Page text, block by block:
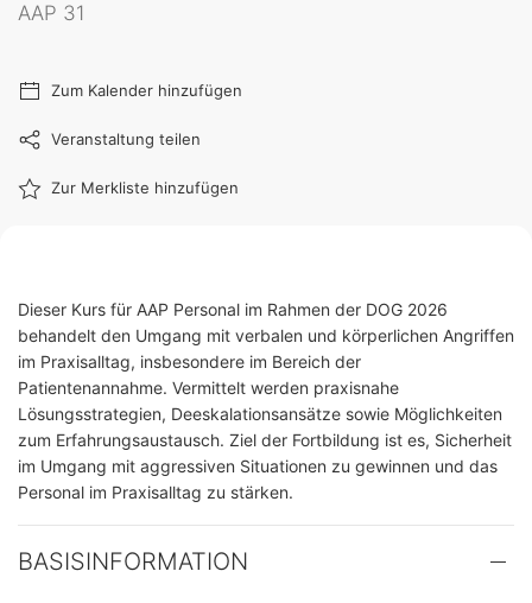
AAP 31
Zum Kalender hinzufügen
Veranstaltung teilen
Zur Merkliste hinzufügen
Dieser Kurs für AAP Personal im Rahmen der DOG 2026
behandelt den Umgang mit verbalen und körperlichen Angriffen
im Praxisalltag, insbesondere im Bereich der
Patientenannahme. Vermittelt werden praxisnahe
Lösungsstrategien, Deeskalationsansätze sowie Möglichkeiten
zum Erfahrungsaustausch. Ziel der Fortbildung ist es, Sicherheit
im Umgang mit aggressiven Situationen zu gewinnen und das
Personal im Praxisalltag zu stärken.
BASISINFORMATION